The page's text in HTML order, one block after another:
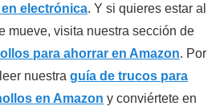
electrónica. Y si quieres estar al
mueve, visita nuestra sección de
para ahorrar en Amazon. Por
nuestra guía de trucos para
en Amazon y conviértete en